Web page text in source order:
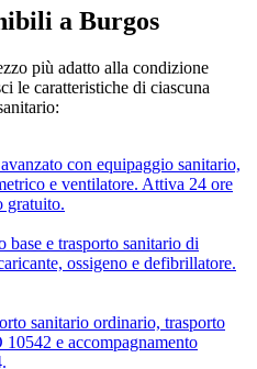
a Burgos
più adatto alla condizione
le caratteristiche di ciascuna
con equipaggio sanitario,
e ventilatore. Attiva 24 ore
gratuito.
e trasporto sanitario di
ossigeno e defibrillatore.
sanitario ordinario, trasporto
e accompagnamento